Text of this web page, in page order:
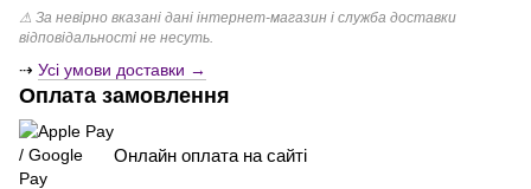
⚠ За невірно вказані дані інтернет-магазин і служба доставки
відповідальності не несуть.
⇢ Усі умови доставки →
Оплата замовлення
Онлайн оплата на сайті